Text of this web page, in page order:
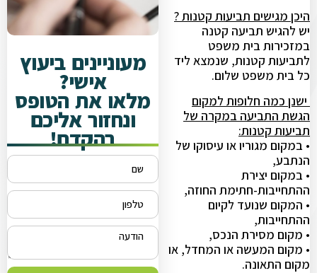
היכן מגישים תביעות קטנות ?
יש להגיש תביעה קטנה
במזכירות בית משפט
לתביעות קטנות, שנמצא ליד
כל בית משפט שלום.
ישנן כמה חלופות למקום
הגשת התביעה במקרה של
תביעות קטנות:
• במקום מגוריו או עיסוקו של
הנתבע,
• במקום יצירת
ההתחייבות-חתימת החוזה,
• המקום שנועד לקיום
ההתחייבות,
• מקום מסירת הנכס,
• מקום המעשה או המחדל, או
מקום התאונה.
מעוניינים ביעוץ
אישי?
מלאו את הטופס
ונחזור אליכם
בהקדם!